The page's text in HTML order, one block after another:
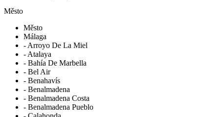
Město
Město
Málaga
- Arroyo De La Miel
- Atalaya
- Bahía De Marbella
- Bel Air
- Benahavís
- Benalmadena
- Benalmadena Costa
- Benalmadena Pueblo